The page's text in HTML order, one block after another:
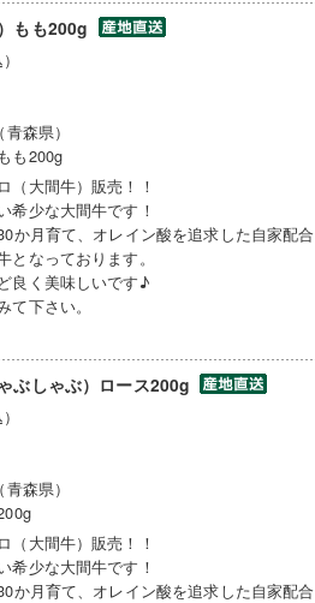
もも200g
森県）
も200g
（大間牛）販売！！
希少な大間牛です！
か月育て、オレイン酸を追求した自家配合
となっております。
良く美味しいです♪
て下さい。
ぶしゃぶ）ロース200g
森県）
（大間牛）販売！！
希少な大間牛です！
か月育て、オレイン酸を追求した自家配合